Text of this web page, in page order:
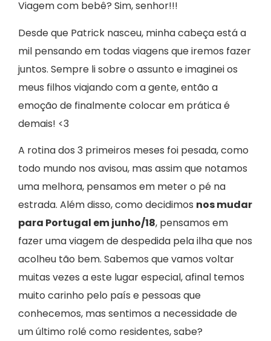
Viagem com bebê? Sim, senhor!!!
Desde que Patrick nasceu, minha cabeça está a
mil pensando em todas viagens que iremos fazer
juntos. Sempre li sobre o assunto e imaginei os
meus filhos viajando com a gente, então a
emoção de finalmente colocar em prática é
demais! <3
A rotina dos 3 primeiros meses foi pesada, como
todo mundo nos avisou, mas assim que notamos
uma melhora, pensamos em meter o pé na
estrada. Além disso, como decidimos nos mudar
para Portugal em junho/18, pensamos em
fazer uma viagem de despedida pela ilha que nos
acolheu tão bem. Sabemos que vamos voltar
muitas vezes a este lugar especial, afinal temos
muito carinho pelo país e pessoas que
conhecemos, mas sentimos a necessidade de
um último rolé como residentes, sabe?